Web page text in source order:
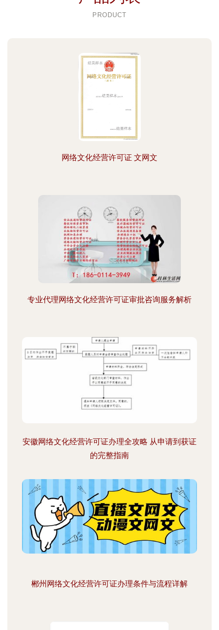
PRODUCT
网络文化经营许可证 文网文
专业代理网络文化经营许可证审批咨询服务解析
安徽网络文化经营许可证办理全攻略 从申请到获证
的完整指南
郴州网络文化经营许可证办理条件与流程详解